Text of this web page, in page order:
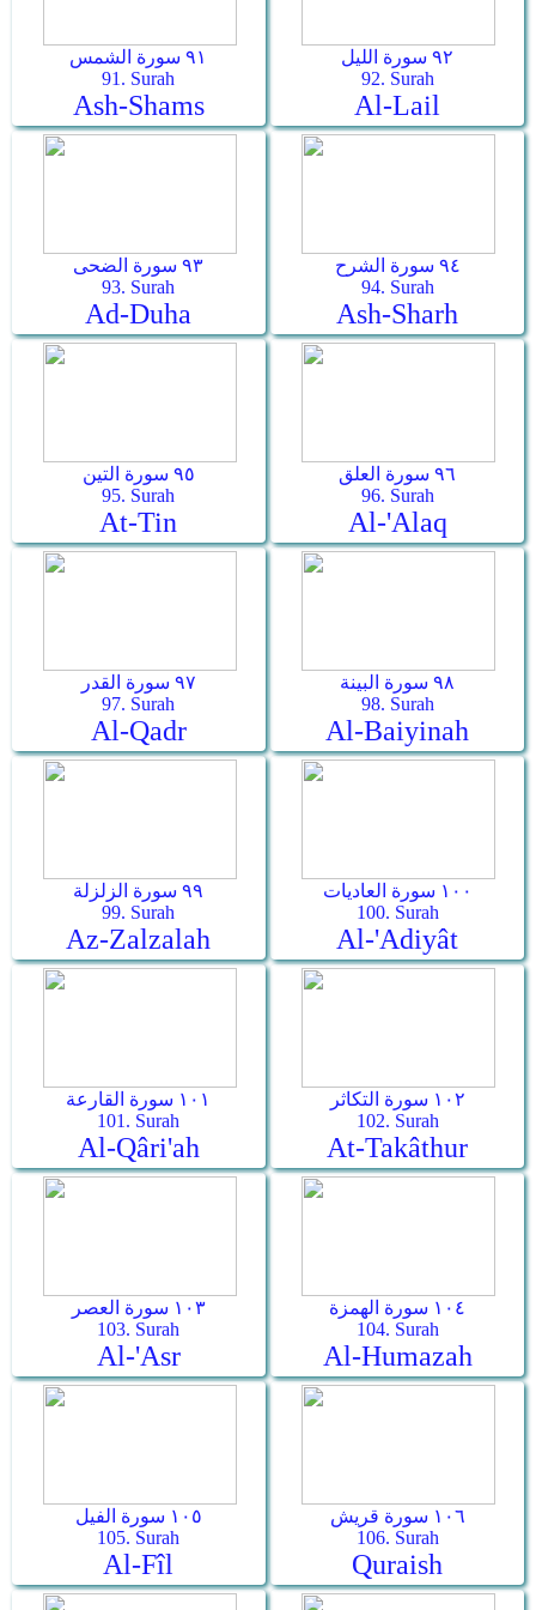
٩١ سورة الشمس
91. Surah
Ash-Shams
٩٢ سورة الليل
92. Surah
Al-Lail
٩٣ سورة الضحى
93. Surah
Ad-Duha
٩٤ سورة الشرح
94. Surah
Ash-Sharh
٩٥ سورة التين
95. Surah
At-Tin
٩٦ سورة العلق
96. Surah
Al-'Alaq
٩٧ سورة القدر
97. Surah
Al-Qadr
٩٨ سورة البينة
98. Surah
Al-Baiyinah
٩٩ سورة الزلزلة
99. Surah
Az-Zalzalah
١٠٠ سورة العاديات
100. Surah
Al-'Adiyât
١٠١ سورة القارعة
101. Surah
Al-Qâri'ah
١٠٢ سورة التكاثر
102. Surah
At-Takâthur
١٠٣ سورة العصر
103. Surah
Al-'Asr
١٠٤ سورة الهمزة
104. Surah
Al-Humazah
١٠٥ سورة الفيل
105. Surah
Al-Fîl
١٠٦ سورة قريش
106. Surah
Quraish